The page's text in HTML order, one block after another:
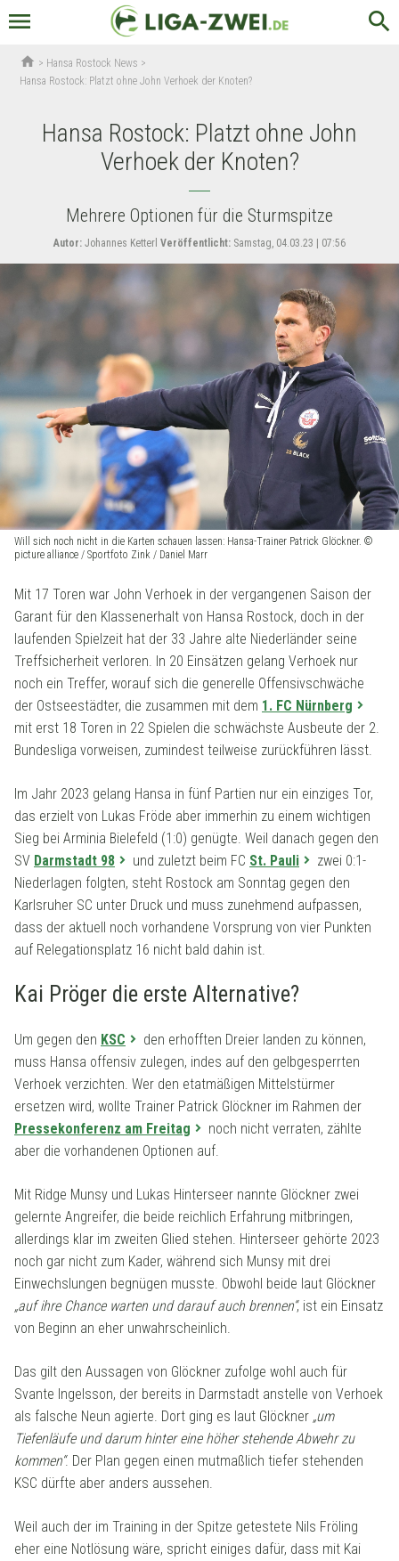
menu search
home > Hansa Rostock News >
Hansa Rostock: Platzt ohne John Verhoek der Knoten?
Hansa Rostock: Platzt ohne John
Verhoek der Knoten?
Mehrere Optionen für die Sturmspitze
Autor: Johannes Ketterl Veröffentlicht: Samstag, 04.03.23 | 07:56
Will sich noch nicht in die Karten schauen lassen: Hansa-Trainer Patrick Glöckner. ©
picture alliance / Sportfoto Zink / Daniel Marr
Mit 17 Toren war John Verhoek in der vergangenen Saison der
Garant für den Klassenerhalt von Hansa Rostock, doch in der
laufenden Spielzeit hat der 33 Jahre alte Niederländer seine
Treffsicherheit verloren. In 20 Einsätzen gelang Verhoek nur
noch ein Treffer, worauf sich die generelle Offensivschwäche
der Ostseestädter, die zusammen mit dem 1. FC Nürnberg
mit erst 18 Toren in 22 Spielen die schwächste Ausbeute der 2.
Bundesliga vorweisen, zumindest teilweise zurückführen lässt.
Im Jahr 2023 gelang Hansa in fünf Partien nur ein einziges Tor,
das erzielt von Lukas Fröde aber immerhin zu einem wichtigen
Sieg bei Arminia Bielefeld (1:0) genügte. Weil danach gegen den
SV Darmstadt 98 und zuletzt beim FC St. Pauli
zwei 0:1-
Niederlagen folgten, steht Rostock am Sonntag gegen den
Karlsruher SC unter Druck und muss zunehmend aufpassen,
dass der aktuell noch vorhandene Vorsprung von vier Punkten
auf Relegationsplatz 16 nicht bald dahin ist.
Kai Pröger die erste Alternative?
Um gegen den KSC
den erhofften Dreier landen zu können,
muss Hansa offensiv zulegen, indes auf den gelbgesperrten
Verhoek verzichten. Wer den etatmäßigen Mittelstürmer
ersetzen wird, wollte Trainer Patrick Glöckner im Rahmen der
Pressekonferenz am Freitag
noch nicht verraten, zählte
aber die vorhandenen Optionen auf.
Mit Ridge Munsy und Lukas Hinterseer nannte Glöckner zwei
gelernte Angreifer, die beide reichlich Erfahrung mitbringen,
allerdings klar im zweiten Glied stehen. Hinterseer gehörte 2023
noch gar nicht zum Kader, während sich Munsy mit drei
Einwechslungen begnügen musste. Obwohl beide laut Glöckner
„auf ihre Chance warten und darauf auch brennen“, ist ein Einsatz
von Beginn an eher unwahrscheinlich.
Das gilt den Aussagen von Glöckner zufolge wohl auch für
Svante Ingelsson, der bereits in Darmstadt anstelle von Verhoek
als falsche Neun agierte. Dort ging es laut Glöckner „um
Tiefenläufe und darum hinter eine höher stehende Abwehr zu
kommen“. Der Plan gegen einen mutmaßlich tiefer stehenden
KSC dürfte aber anders aussehen.
Weil auch der im Training in der Spitze getestete Nils Fröling
eher eine Notlösung wäre, spricht einiges dafür, dass mit Kai